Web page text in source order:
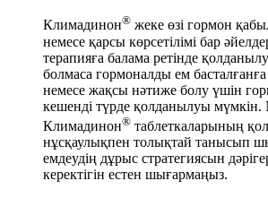
Климадинон® жеке өзі гормон
немесе қарсы көрсетілімі бар
терапияға балама ретінде
болмаса гормоналды ем басталғанға
немесе жақсы нәтиже болу үшін
кешенді түрде қолданылуы мүмкін.
Климадинон® таблеткаларының
нұсқаулықпен толықтай танысып
емдеудің дұрыс стратегиясын
керектігін естен шығармаңыз.